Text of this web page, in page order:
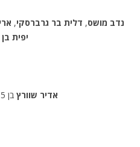
נדב מושס, דלית בר גרברסקי,
יפית
אדיר שוורץ בן 15 מ